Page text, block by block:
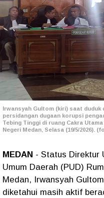
Irwansyah Gultom (kiri) saat
persidangan dugaan korupsi
Tebing Tinggi di ruang Cakra
Negeri Medan, Selasa (19/5/2026).
MEDAN - Status Direktur
Umum Daerah (PUD)
Medan, Irwansyah
diketahui masih aktif